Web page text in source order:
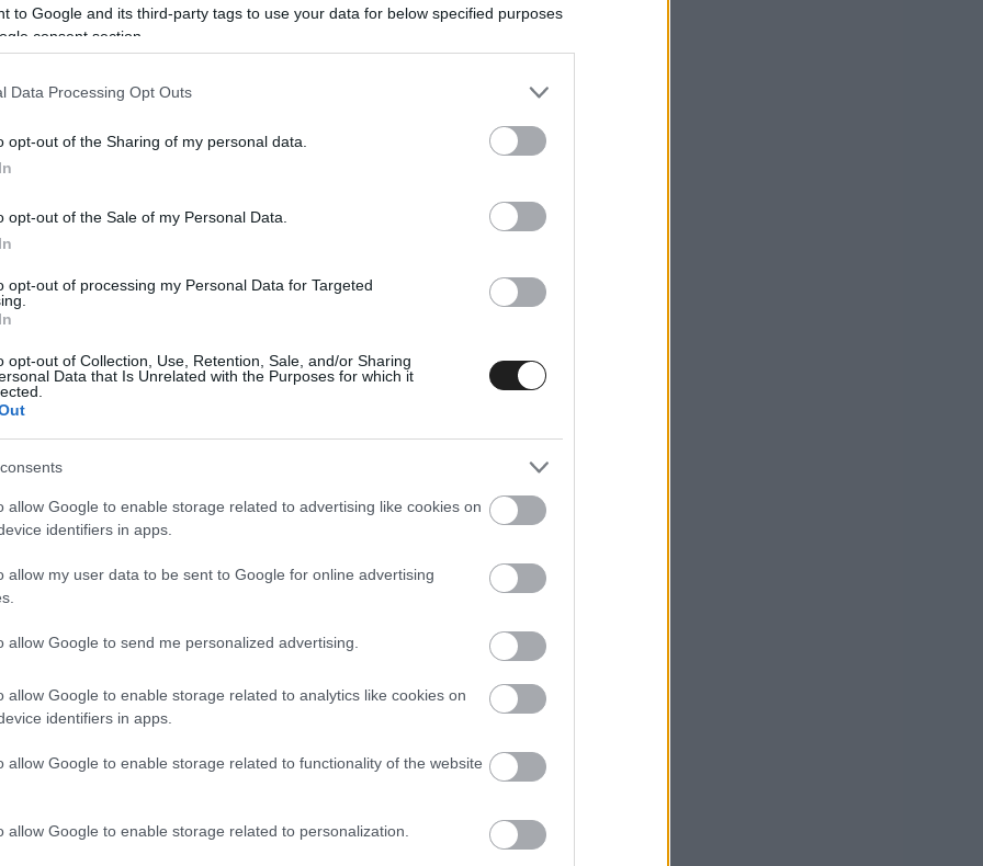
to Google and its third-party tags to use your data for below specified purposes
consent section.
Data Processing Opt Outs
opt-out of the Sharing of my personal data.
opt-out of the Sale of my Personal Data.
opt-out of processing my Personal Data for Targeted
opt-out of Collection, Use, Retention, Sale, and/or Sharing
Data that Is Unrelated with the Purposes for which it
allow Google to enable storage related to advertising like cookies on
identifiers in apps.
allow my user data to be sent to Google for online advertising
allow Google to send me personalized advertising.
allow Google to enable storage related to analytics like cookies on
identifiers in apps.
allow Google to enable storage related to functionality of the website
allow Google to enable storage related to personalization.
a Mercedesnél keresi Sargeant
teljesítménye, és a Williams állítólag Freder Vestire
és az eldőlt bajnoki cím –
az F2 monzai főversenyén
ezúttal sem volt hiány: rengeteg baleset történt a
egy szerencsétlen eseménynek köszönhetően Frederik Vesti
szinte teljes mértékben elhalványultak. A Prema dán pilótája
miután Roman Stanek [&hellip;]